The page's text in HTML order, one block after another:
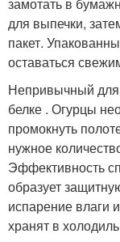
для выпечки,
пакет.
оставаться
Непривычный для
белке . Огурцы
промокнуть
нужное
Эффективность
образует
испарение влаги
хранят в